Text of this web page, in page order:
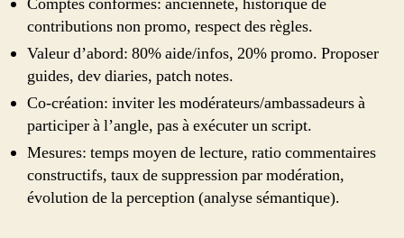
contributions non promo, respect des règles.
Valeur d’abord: 80% aide/infos, 20% promo. Proposer
guides, dev diaries, patch notes.
Co-création: inviter les modérateurs/ambassadeurs à
participer à l’angle, pas à exécuter un script.
Mesures: temps moyen de lecture, ratio commentaires
constructifs, taux de suppression par modération,
évolution de la perception (analyse sémantique).